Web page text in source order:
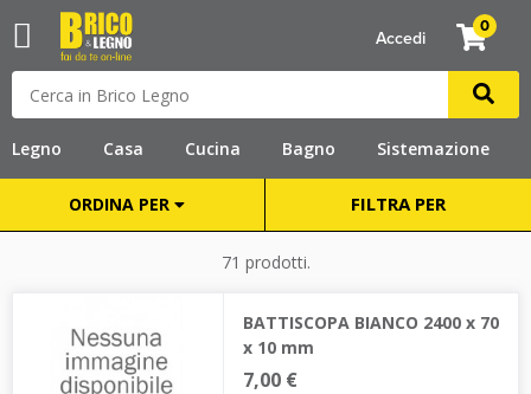
Legno Casa Cucina Bagno Sistemazione
0
Accedi
71 prodotti.
ORDINA PER FILTRA PER
BATTISCOPA BIANCO 2400 x 70
x 10 mm
7,00 €